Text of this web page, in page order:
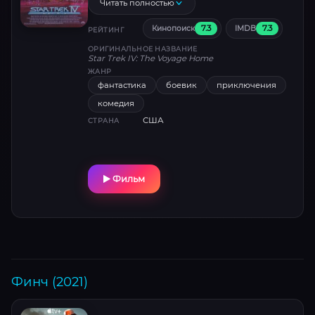
времени, культурные столкновения и гонка
против часов — в смеси научной фантастики
и остроумной комедии.
Читать полностью
РЕЙТИНГ Кинопоиск 7.3 IMDB 7.3
ОРИГИНАЛЬНОЕ НАЗВАНИЕ
Star Trek IV: The Voyage Home
ЖАНР
фантастика боевик
приключения
комедия
СТРАНА США
Фильм
Финч (2021)